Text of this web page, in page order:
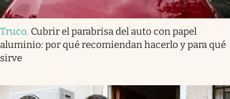
Truco. Cubrir el parabrisa del auto con papel
aluminio: por qué recomiendan hacerlo y para qué
sirve